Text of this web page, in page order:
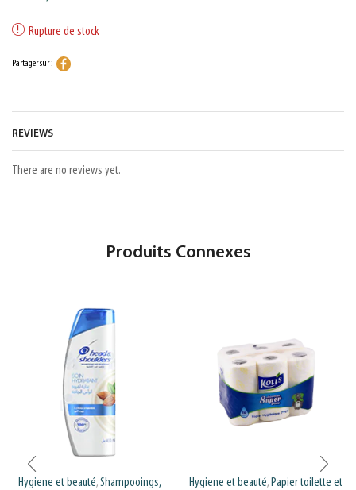
Rupture de stock
Partager sur :
REVIEWS
There are no reviews yet.
Produits Connexes
Hygiene et beauté,Shampooings,
Hygiene et beauté, Papier toilette et